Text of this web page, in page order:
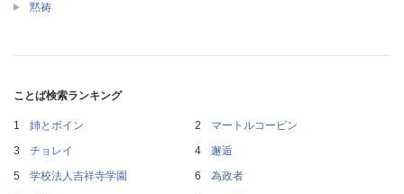
黙祷
ことば検索ランキング
姉とボイン
マートルコービン
チョレイ
邂逅
学校法人吉祥寺学園
為政者